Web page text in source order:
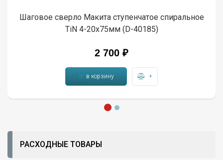
Шаговое сверло Макита ступенчатое спиральное
TiN 4-20х75мм (D-40185)
2 700 ₽
в корзину +
РАСХОДНЫЕ ТОВАРЫ